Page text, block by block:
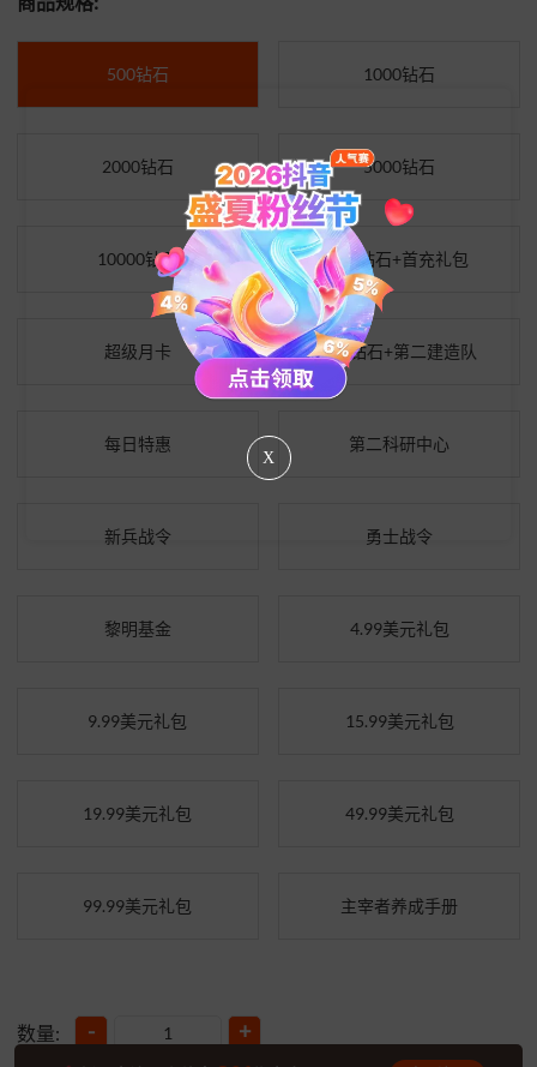
500钻石 1000钻石
2000钻石 5000钻石
10000钻石 500钻石+首充礼包
超级月卡 500钻石+第二建造队
每日特惠 第二科研中心
新兵战令 勇士战令
黎明基金 4.99美元礼包
9.99美元礼包 15.99美元礼包
19.99美元礼包 49.99美元礼包
99.99美元礼包 主宰者养成手册
数量: - +
X